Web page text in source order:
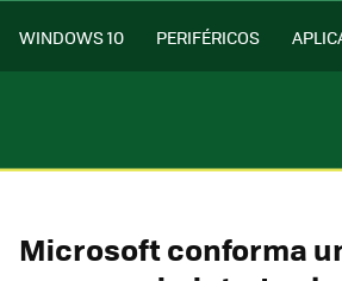
WINDOWS 10 PERIFÉRICOS
Microsoft conforma